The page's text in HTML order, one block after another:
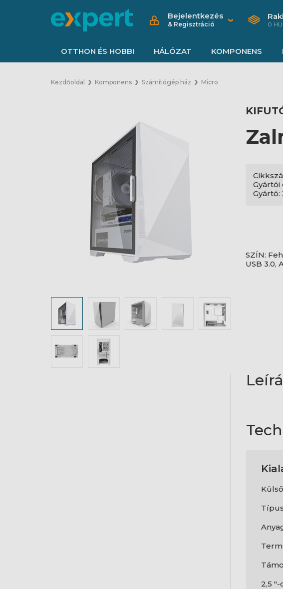
Bejelentkezés
& Regisztráció 0
OTTHON ÉS HOBBI HÁLÓZAT KOMPONENS
Kezdőoldal Komponens Számítógép ház Micro
Gyártói
Gyártó:
SZÍN:
USB 3.0,
Típus
2,5